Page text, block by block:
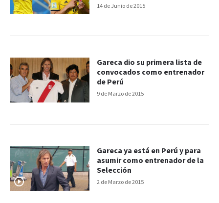
14 de Junio de 2015
9 de Marzo de 2015
Gareca dio su primera lista de
convocados como entrenador
de Perú
2 de Marzo de 2015
Gareca ya está en Perú y para
asumir como entrenador de la
Selección